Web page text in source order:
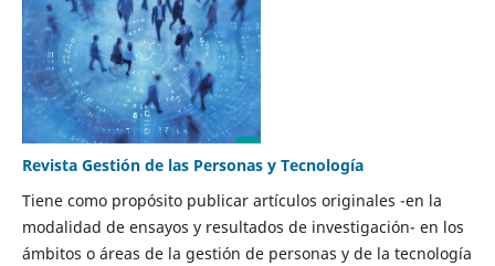
Revista Gestión de las Personas y Tecnología
Tiene como propósito publicar artículos originales -en la
modalidad de ensayos y resultados de investigación- en los
ámbitos o áreas de la gestión de personas y de la tecnología